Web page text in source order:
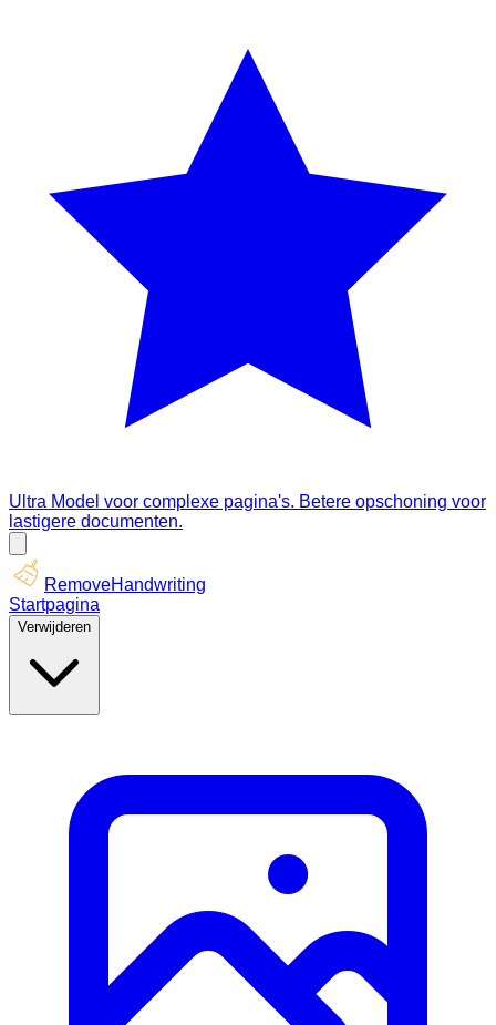
Ultra Model voor complexe pagina's. Betere opschoning voor
lastigere documenten.
RemoveHandwriting
Startpagina
Verwijderen